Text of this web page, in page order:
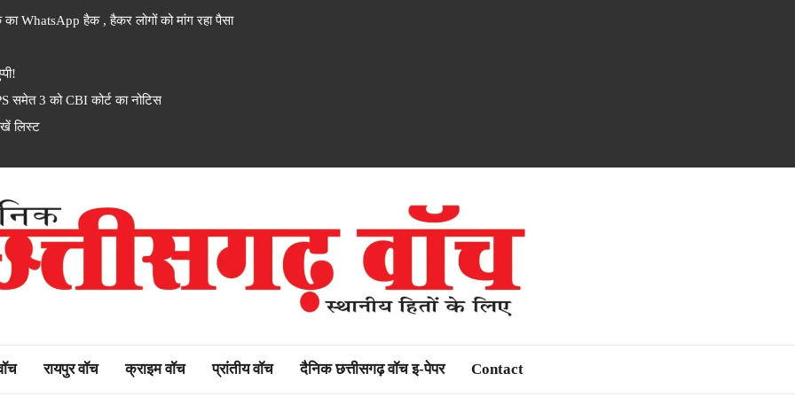
WhatsApp हैक , हैकर लोगों को मांग रहा पैसा
समेत 3 को CBI कोर्ट का नोटिस
लिस्ट
watch
रायपुर वॉच क्राइम वॉच प्रांतीय वॉच दैनिक छत्तीसगढ़ वॉच इ-पेपर Contact